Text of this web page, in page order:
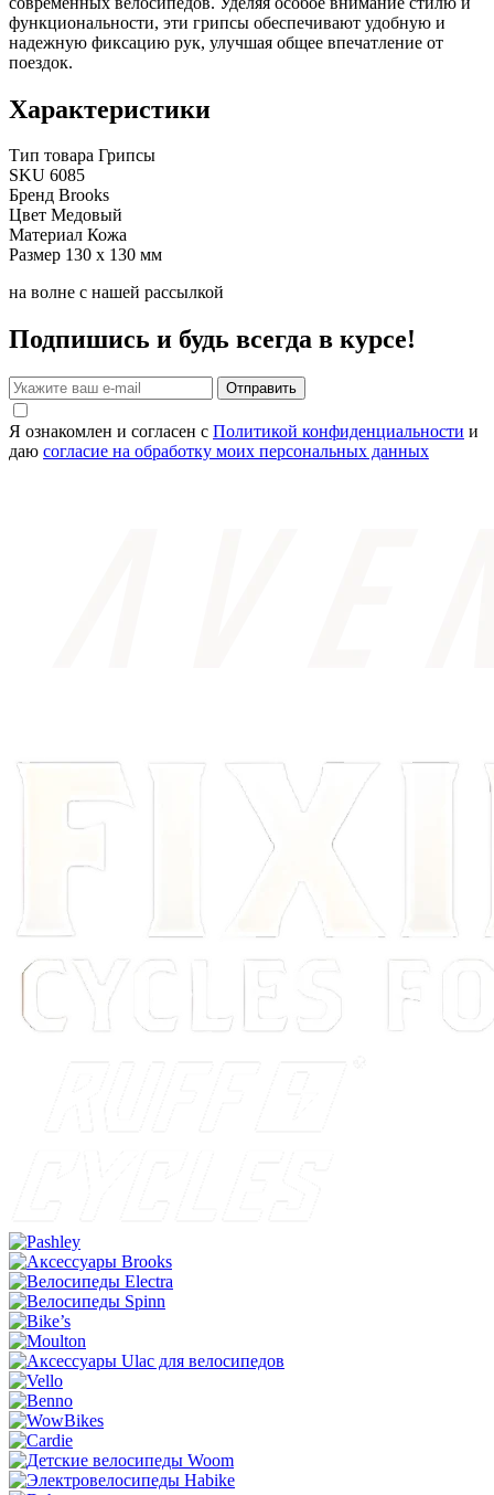
функциональности, эти грипсы обеспечивают удобную и
надежную фиксацию рук, улучшая общее впечатление от
поездок.
Характеристики
Тип товара Грипсы
SKU 6085
Бренд Brooks
Цвет Медовый
Материал Кожа
Размер 130 х 130 мм
на волне с нашей рассылкой
Подпишись и будь всегда в курсе!
Отправить
Я ознакомлен и согласен с Политикой конфиденциальности и
даю согласие на обработку моих персональных данных